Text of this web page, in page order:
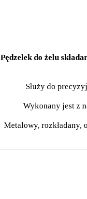
Pędzelek do żelu
Służy do
Wykonany jest z
Metalowy,